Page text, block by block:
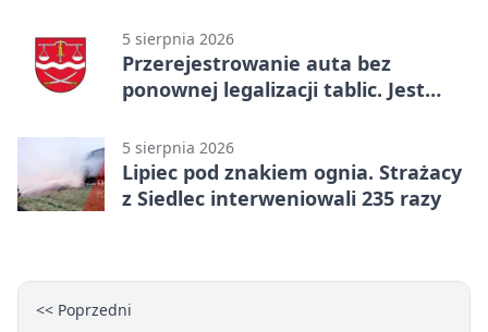
5 sierpnia 2026
Przerejestrowanie auta bez
ponownej legalizacji tablic. Jest
5 sierpnia 2026
Lipiec pod znakiem ognia. Strażacy
z Siedlec interweniowali 235 razy
<< Poprzedni